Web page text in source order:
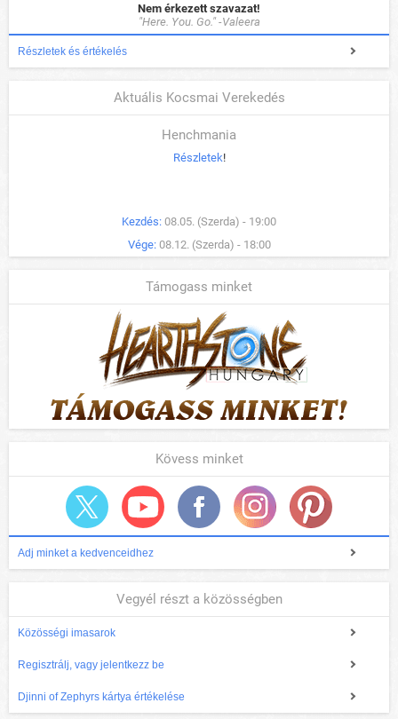
Nem érkezett szavazat!
"Here. You. Go." -Valeera
Részletek és értékelés
Aktuális Kocsmai Verekedés
Henchmania
Részletek!
Kezdés: 08.05. (Szerda) - 19:00
Vége: 08.12. (Szerda) - 18:00
Támogass minket
Kövess minket
Adj minket a kedvenceidhez
Vegyél részt a közösségben
Közösségi imasarok
Regisztrálj, vagy jelentkezz be
Djinni of Zephyrs kártya értékelése